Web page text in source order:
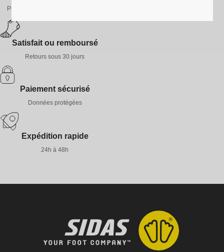
Produits garantis contre les défauts
Satisfait ou remboursé
Retours sous 30 jours
Paiement sécurisé
Données protégées
Expédition rapide
24h à 48h